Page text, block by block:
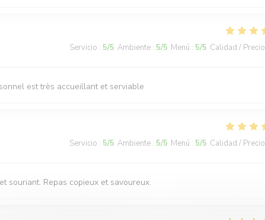
Servicio : 5/5 Ambiente : 5/5 Menú : 5/5 Calidad / Precio
est très accueillant et serviable
Servicio : 5/5 Ambiente : 5/5 Menú : 5/5 Calidad / Precio
souriant. Repas copieux et savoureux.